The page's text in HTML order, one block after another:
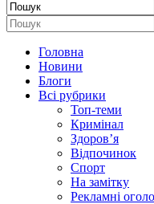
Головна
Новини
Блоги
Всі рубрики
Топ-теми
Кримінал
Здоров’я
Відпочинок
Спорт
На замітку
Рекламні